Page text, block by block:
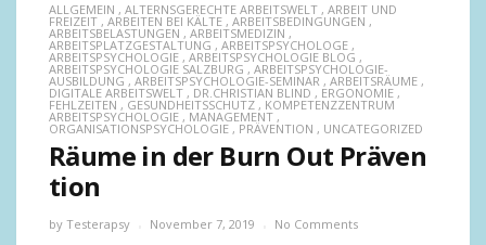
ALLGEMEIN , ALTERNSGERECHTE ARBEITSWELT , ARBEIT UND
FREIZEIT , ARBEITEN BEI KÄLTE , ARBEITSBEDINGUNGEN ,
ARBEITSBELASTUNGEN , ARBEITSMEDIZIN ,
ARBEITSPLATZGESTALTUNG , ARBEITSPSYCHOLOGE ,
ARBEITSPSYCHOLOGIE , ARBEITSPSYCHOLOGIE BLOG ,
ARBEITSPSYCHOLOGIE SALZBURG , ARBEITSPSYCHOLOGIE-
AUSBILDUNG , ARBEITSPSYCHOLOGIE-SEMINAR , ARBEITSRÄUME ,
DIGITALE ARBEITSWELT , DR.CHRISTIAN BLIND , ERGONOMIE ,
FEHLZEITEN , GESUNDHEITSSCHUTZ , KOMPETENZZENTRUM
ARBEITSPSYCHOLOGIE , MANAGEMENT ,
ORGANISATIONSPSYCHOLOGIE , PRÄVENTION , UNCATEGORIZED
Räume in der Burn Out Präven
tion
by Testerapsy November 7, 2019 No Comments